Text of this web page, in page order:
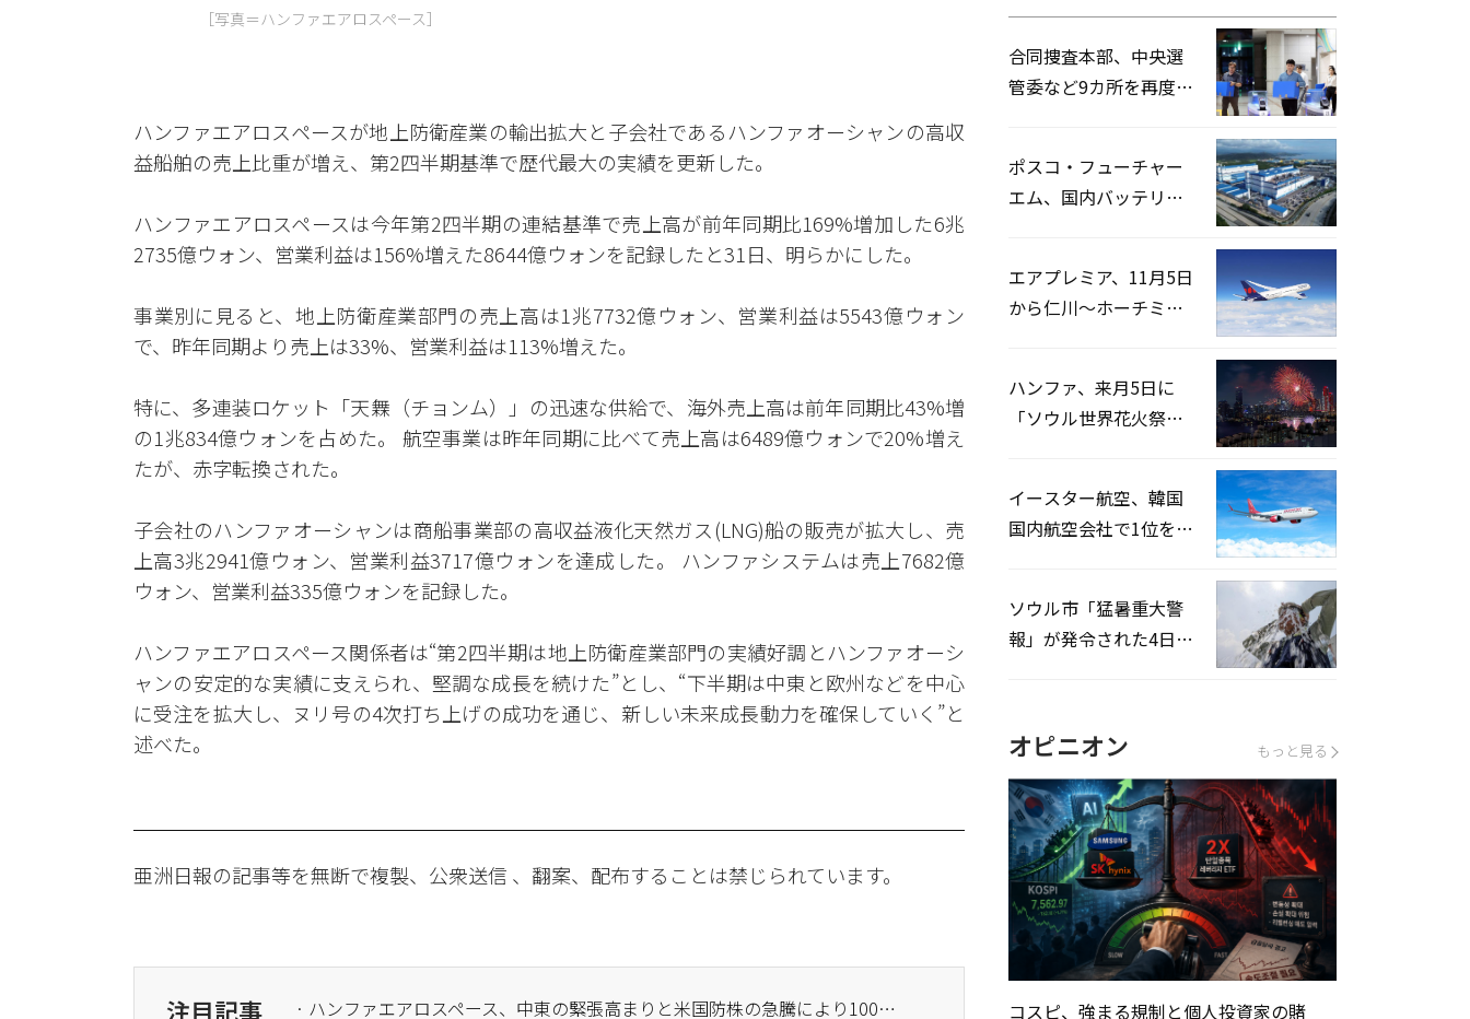
［写真＝ハンファエアロスペース］
ハンファエアロスペースが地上防衛産業の輸出拡大と子会社であるハンファオーシャンの高収
益船舶の売上比重が増え、第2四半期基準で歴代最大の実績を更新した。
ハンファエアロスペースは今年第2四半期の連結基準で売上高が前年同期比169%増加した6兆
2735億ウォン、営業利益は156%増えた8644億ウォンを記録したと31日、明らかにした。
事業別に見ると、地上防衛産業部門の売上高は1兆7732億ウォン、営業利益は5543億ウォン
で、昨年同期より売上は33%、営業利益は113%増えた。
特に、多連装ロケット「天橆（チョンム）」の迅速な供給で、海外売上高は前年同期比43%増
の1兆834億ウォンを占めた。 航空事業は昨年同期に比べて売上高は6489億ウォンで20%増え
たが、赤字転換された。
子会社のハンファオーシャンは商船事業部の高収益液化天然ガス(LNG)船の販売が拡大し、売
上高3兆2941億ウォン、営業利益3717億ウォンを達成した。 ハンファシステムは売上7682億
ウォン、営業利益335億ウォンを記録した。
ハンファエアロスペース関係者は“第2四半期は地上防衛産業部門の実績好調とハンファオーシ
ャンの安定的な実績に支えられ、堅調な成長を続けた”とし、“下半期は中東と欧州などを中心
に受注を拡大し、ヌリ号の4次打ち上げの成功を通じ、新しい未来成長動力を確保していく”と
述べた。
亜洲日報の記事等を無断で複製、公衆送信 、翻案、配布することは禁じられています。
注目記事 · ハンファエアロスペース、中東の緊張高まりと米国防株の急騰により100万円突破
合同捜査本部、中央選
管委など9カ所を再度家
ポスコ・フューチャー
エム、国内バッテリー
エアプレミア、11月5日
から仁川〜ホーチミン
ハンファ、来月5日に
「ソウル世界花火祭り
イースター航空、韓国
国内航空会社で1位を記
ソウル市「猛暑重大警
報」が発令された4日、
オピニオン もっと見る
コスピ、強まる規制と個人投資家の賭